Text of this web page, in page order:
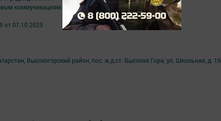
коммуникациям.
от 07.10.2025
Высокогорский район, пос. ж.д.ст. Высокая Гора, ул. Школьная, д. 16